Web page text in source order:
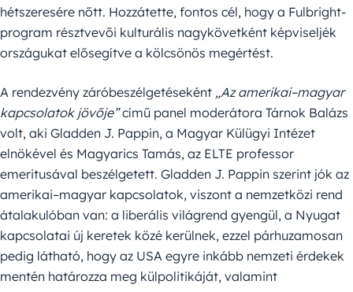
hétszeresére nőtt. Hozzátette, fontos cél, hogy a Fulbright-
program résztvevői kulturális nagykövetként képviseljék
országukat elősegítve a kölcsönös megértést.
A rendezvény záróbeszélgetéseként „Az amerikai–magyar
kapcsolatok jövője”című panel moderátora Tárnok Balázs
volt, aki Gladden J. Pappin, a Magyar Külügyi Intézet
elnökével és Magyarics Tamás, az ELTE professor
emeritusával beszélgetett. Gladden J. Pappin szerint jók az
amerikai–magyar kapcsolatok, viszont a nemzetközi rend
átalakulóban van: a liberális világrend gyengül, a Nyugat
kapcsolatai új keretek közé kerülnek, ezzel párhuzamosan
pedig látható, hogy az USA egyre inkább nemzeti érdekek
mentén határozza meg külpolitikáját, valamint